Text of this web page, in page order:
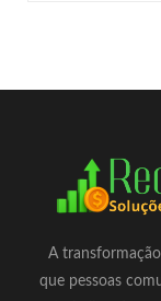
A
que pessoas